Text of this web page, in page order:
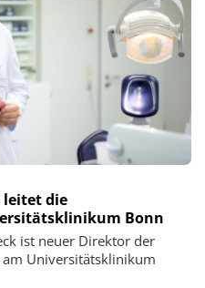
leitet die
Bonn
ist neuer Direktor der
Universitätsklinikum